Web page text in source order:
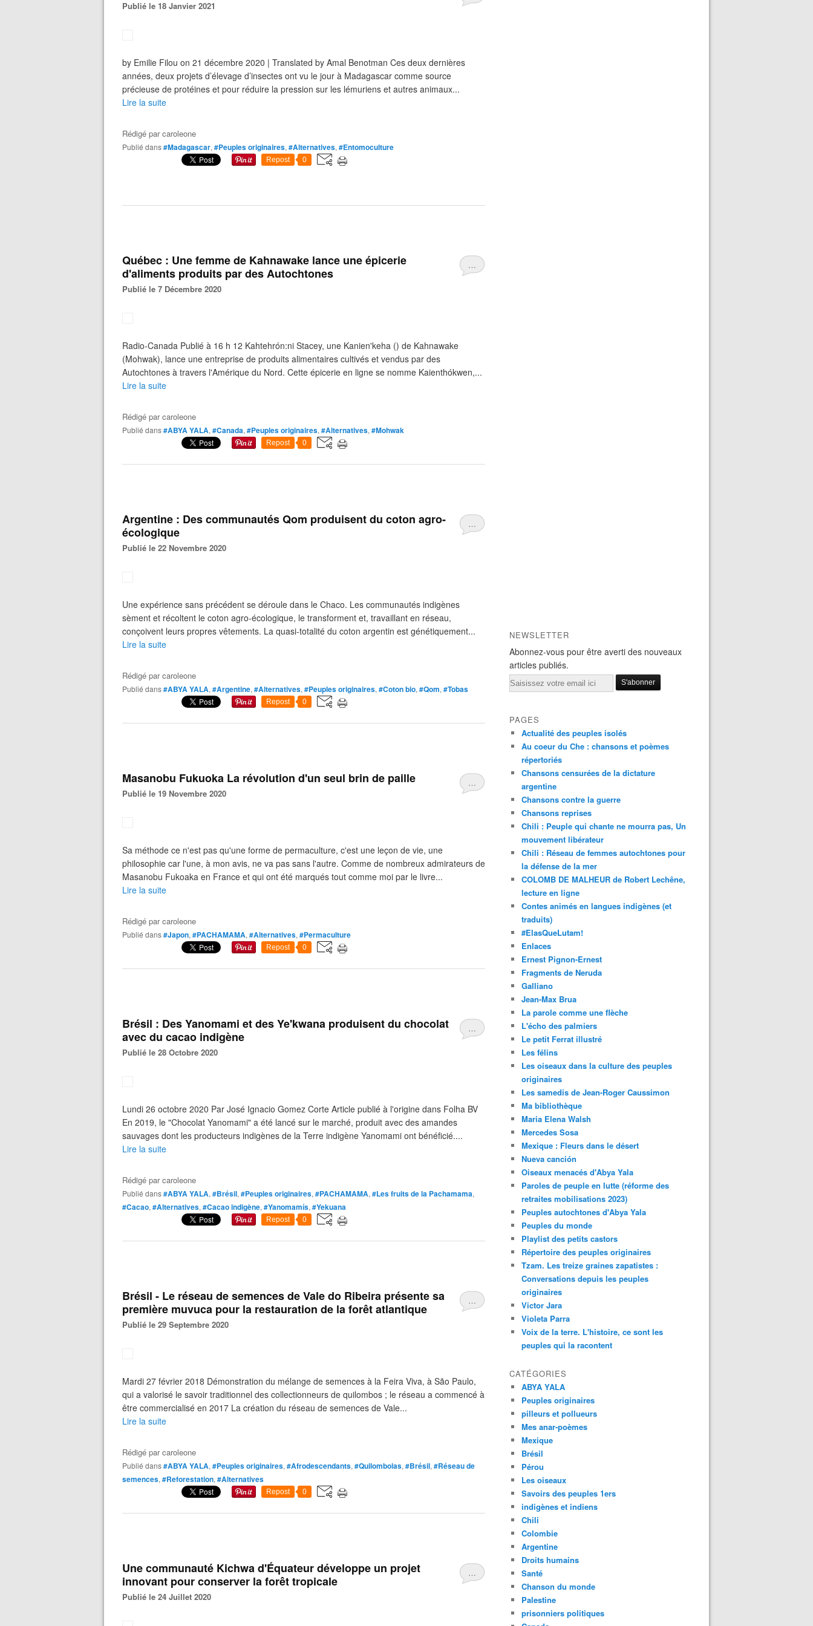
Publié le 18 Janvier 2021
by Emilie Filou on 21 décembre 2020 | Translated by Amal Benotman Ces deux dernières
années, deux projets d’élevage d’insectes ont vu le jour à Madagascar comme source
précieuse de protéines et pour réduire la pression sur les lémuriens et autres animaux...
Lire la suite
Rédigé parcaroleone
Publié dans#Madagascar, #Peuples originaires, #Alternatives, #Entomoculture
Repost 0
…
Québec : Une femme de Kahnawake lance une épicerie
d'aliments produits par des Autochtones
Publié le 7 Décembre 2020
Radio-Canada Publié à 16 h 12 Kahtehrón:ni Stacey, une Kanien'keha () de Kahnawake
(Mohwak), lance une entreprise de produits alimentaires cultivés et vendus par des
Autochtones à travers l'Amérique du Nord. Cette épicerie en ligne se nomme Kaienthókwen,...
Lire la suite
Rédigé parcaroleone
Publié dans#ABYA YALA, #Canada, #Peuples originaires, #Alternatives, #Mohwak
Repost 0
…
Argentine : Des communautés Qom produisent du coton agro-
écologique
Publié le 22 Novembre 2020
Une expérience sans précédent se déroule dans le Chaco. Les communautés indigènes
sèment et récoltent le coton agro-écologique, le transforment et, travaillant en réseau,
conçoivent leurs propres vêtements. La quasi-totalité du coton argentin est génétiquement...
Lire la suite
Rédigé parcaroleone
Publié dans#ABYA YALA, #Argentine, #Alternatives, #Peuples originaires, #Coton bio, #Qom, #Tobas
Repost 0
…
Masanobu Fukuoka La révolution d'un seul brin de paille
Publié le 19 Novembre 2020
Sa méthode ce n'est pas qu'une forme de permaculture, c'est une leçon de vie, une
philosophie car l'une, à mon avis, ne va pas sans l'autre. Comme de nombreux admirateurs de
Masanobu Fukoaka en France et qui ont été marqués tout comme moi par le livre...
Lire la suite
Rédigé parcaroleone
Publié dans#Japon, #PACHAMAMA, #Alternatives, #Permaculture
Repost 0
…
Brésil : Des Yanomami et des Ye'kwana produisent du chocolat
avec du cacao indigène
Publié le 28 Octobre 2020
Lundi 26 octobre 2020 Par José Ignacio Gomez Corte Article publié à l'origine dans Folha BV
En 2019, le "Chocolat Yanomami" a été lancé sur le marché, produit avec des amandes
sauvages dont les producteurs indigènes de la Terre indigène Yanomami ont bénéficié....
Lire la suite
Rédigé parcaroleone
Publié dans#ABYA YALA, #Brésil, #Peuples originaires, #PACHAMAMA, #Les fruits de la Pachamama,
#Cacao, #Alternatives, #Cacao indigène, #Yanomamís, #Yekuana
Repost 0
…
Brésil - Le réseau de semences de Vale do Ribeira présente sa
première muvuca pour la restauration de la forêt atlantique
Publié le 29 Septembre 2020
Mardi 27 février 2018 Démonstration du mélange de semences à la Feira Viva, à São Paulo,
qui a valorisé le savoir traditionnel des collectionneurs de quilombos ; le réseau a commencé à
être commercialisé en 2017 La création du réseau de semences de Vale...
Lire la suite
Rédigé parcaroleone
Publié dans#ABYA YALA, #Peuples originaires, #Afrodescendants, #Quilombolas, #Brésil, #Réseau de
semences, #Reforestation, #Alternatives
Repost 0
…
Une communauté Kichwa d'Équateur développe un projet
innovant pour conserver la forêt tropicale
Publié le 24 Juillet 2020
NEWSLETTER
Abonnez-vous pour être averti des nouveaux
articles publiés.
Email
PAGES
Actualité des peuples isolés
Au coeur du Che : chansons et poèmes
répertoriés
Chansons censurées de la dictature
argentine
Chansons contre la guerre
Chansons reprises
Chili : Peuple qui chante ne mourra pas, Un
mouvement libérateur
Chili : Réseau de femmes autochtones pour
la défense de la mer
COLOMB DE MALHEUR de Robert Lechêne,
lecture en ligne
Contes animés en langues indigènes (et
traduits)
#ElasQueLutam!
Enlaces
Ernest Pignon-Ernest
Fragments de Neruda
Galliano
Jean-Max Brua
La parole comme une flèche
L'écho des palmiers
Le petit Ferrat illustré
Les félins
Les oiseaux dans la culture des peuples
originaires
Les samedis de Jean-Roger Caussimon
Ma bibliothèque
Maria Elena Walsh
Mercedes Sosa
Mexique : Fleurs dans le désert
Nueva canción
Oiseaux menacés d'Abya Yala
Paroles de peuple en lutte (réforme des
retraites mobilisations 2023)
Peuples autochtones d'Abya Yala
Peuples du monde
Playlist des petits castors
Répertoire des peuples originaires
Tzam. Les treize graines zapatistes :
Conversations depuis les peuples
originaires
Victor Jara
Violeta Parra
Voix de la terre. L'histoire, ce sont les
peuples qui la racontent
CATÉGORIES
ABYA YALA
Peuples originaires
pilleurs et pollueurs
Mes anar-poèmes
Mexique
Brésil
Pérou
Les oiseaux
Savoirs des peuples 1ers
indigènes et indiens
Chili
Colombie
Argentine
Droits humains
Santé
Chanson du monde
Palestine
prisonniers politiques